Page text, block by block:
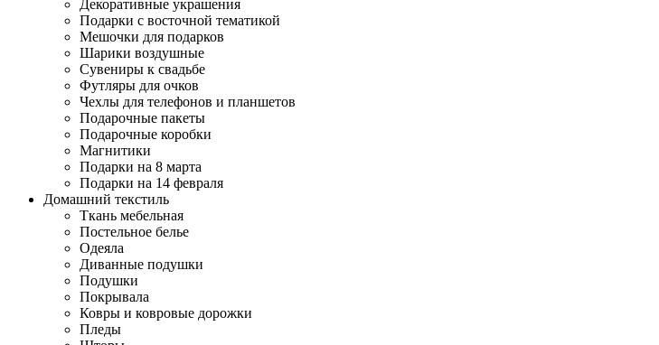
Декоративные украшения
Подарки с восточной тематикой
Мешочки для подарков
Шарики воздушные
Сувениры к свадьбе
Футляры для очков
Чехлы для телефонов и планшетов
Подарочные пакеты
Подарочные коробки
Магнитики
Подарки на 8 марта
Подарки на 14 февраля
Домашний текстиль
Ткань мебельная
Постельное белье
Одеяла
Диванные подушки
Подушки
Покрывала
Ковры и ковровые дорожки
Пледы